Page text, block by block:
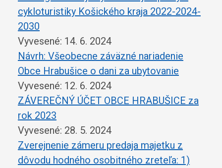
cykloturistiky Košického kraja 2022-2024-
2030
Vyvesené: 14. 6. 2024
Návrh: Všeobecne záväzné nariadenie
Obce Hrabušice o dani za ubytovanie
Vyvesené: 12. 6. 2024
ZÁVEREČNÝ ÚČET OBCE HRABUŠICE za
rok 2023
Vyvesené: 28. 5. 2024
Zverejnenie zámeru predaja majetku z
dôvodu hodného osobitného zreteľa: 1)